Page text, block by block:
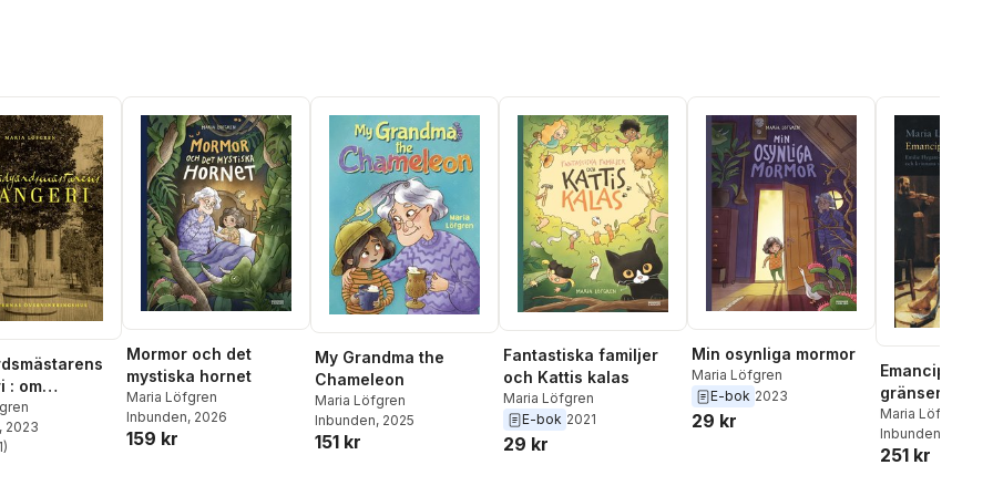
: om
, 2023
Totalt antal röster:
)
Mormor och det
mystiska hornet
Maria Löfgren
Inbunden, 2026
159 kr
My Grandma the
Chameleon
Maria Löfgren
Inbunden, 2025
151 kr
Fantastiska familjer
och Kattis kalas
Maria Löfgren
E-bok 2021
29 kr
Min osynliga mormor
Maria Löfgren
E-bok 2023
29 kr
gränser :
Flygare-
1840-
kvinn
Maria Löfgren
Inbunden
251 kr